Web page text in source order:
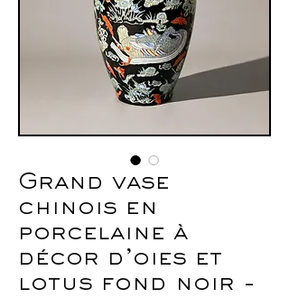
Grand vase
chinois en
porcelaine à
décor d’oies et
lotus fond noir -